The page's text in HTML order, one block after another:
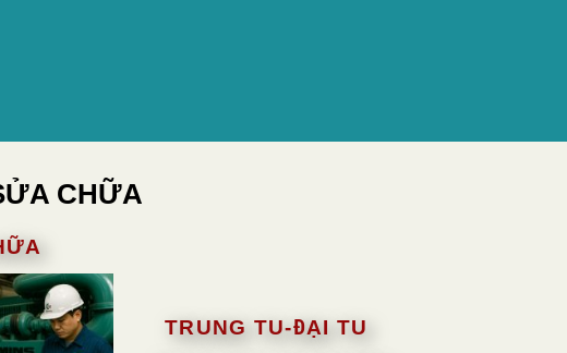
CHỮA
TRUNG TU-ĐẠI TU